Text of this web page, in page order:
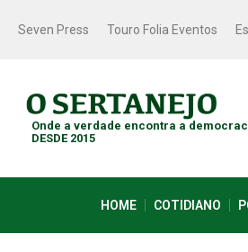
Seven Press Touro Folia Eventos
Onde a verdade encontra a
DESDE 2015
HOME COTIDIANO